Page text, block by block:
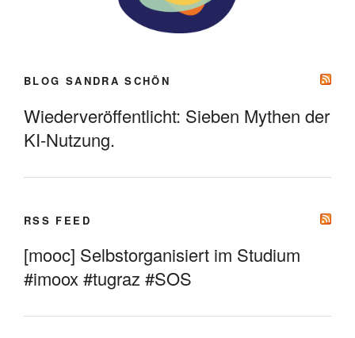
BLOG SANDRA SCHÖN
Wiederveröffentlicht: Sieben Mythen der
KI-Nutzung.
RSS FEED
[mooc] Selbstorganisiert im Studium
#imoox #tugraz #SOS